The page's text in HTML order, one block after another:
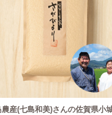
農産(七島和美)さんの佐賀県小